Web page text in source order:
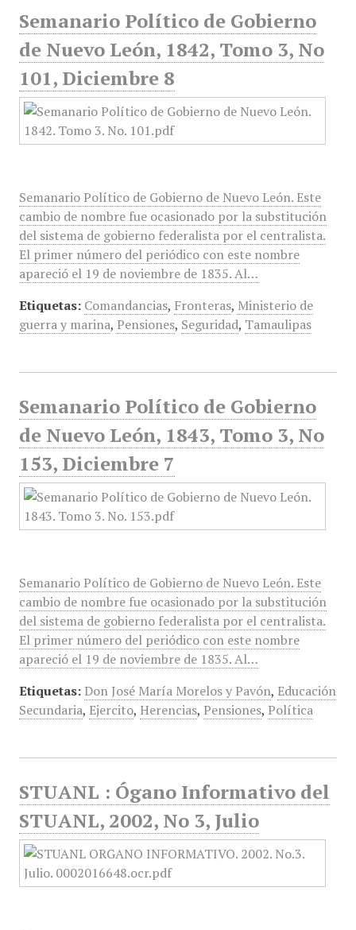
Semanario Político de Gobierno
de Nuevo León, 1842, Tomo 3, No
101, Diciembre 8
Semanario Político de Gobierno de Nuevo León. Este
cambio de nombre fue ocasionado por la substitución
del sistema de gobierno federalista por el centralista.
El primer número del periódico con este nombre
apareció el 19 de noviembre de 1835. Al…
Etiquetas: Comandancias, Fronteras, Ministerio de
guerra y marina, Pensiones, Seguridad, Tamaulipas
Semanario Político de Gobierno
de Nuevo León, 1843, Tomo 3, No
153, Diciembre 7
Semanario Político de Gobierno de Nuevo León. Este
cambio de nombre fue ocasionado por la substitución
del sistema de gobierno federalista por el centralista.
El primer número del periódico con este nombre
apareció el 19 de noviembre de 1835. Al…
Etiquetas: Don José María Morelos y Pavón, Educación
Secundaria, Ejercito, Herencias, Pensiones, Política
STUANL : Ógano Informativo del
STUANL, 2002, No 3, Julio